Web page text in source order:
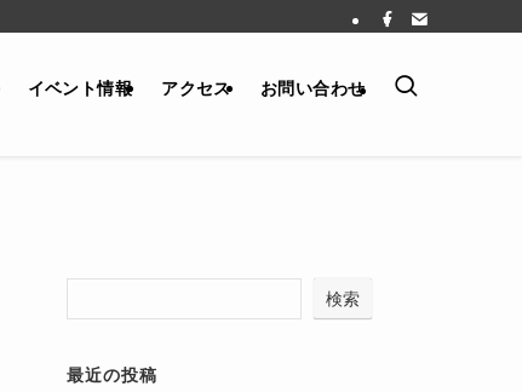
イベント情報 アクセス お問い合わせ
検索
最近の投稿